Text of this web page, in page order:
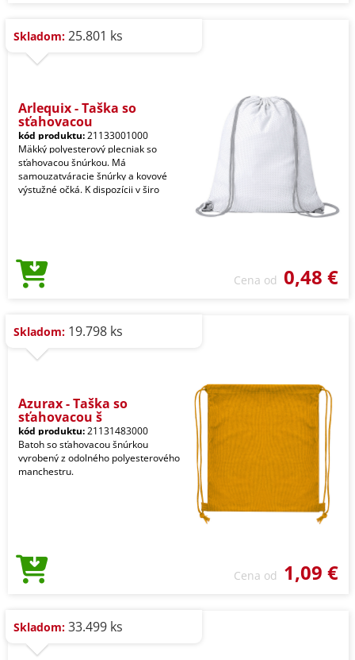
Skladom: 25.801 ks
Arlequix - Taška so
sťahovacou
kód produktu:21133001000
Mäkký polyesterový plecniak so
sťahovacou šnúrkou. Má
samouzatváracie šnúrky a kovové
výstužné očká. K dispozícii v širo
Cena od 0,48 €
Skladom: 19.798 ks
Azurax - Taška so
sťahovacou š
kód produktu:21131483000
Batoh so sťahovacou šnúrkou
vyrobený z odolného polyesterového
manchestru.
Cena od 1,09 €
Skladom: 33.499 ks